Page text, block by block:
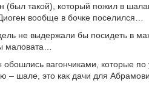
(был такой), который пожил в
вообще в бочке поселился…
не выдержали бы посидеть в
маловата…
вагончиками, которые по
шале, это как дачи для